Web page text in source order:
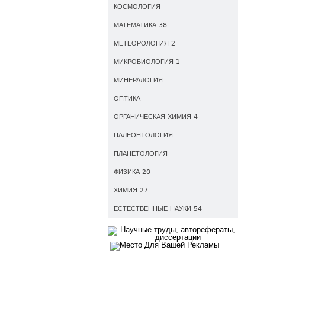
КОСМОЛОГИЯ
МАТЕМАТИКА 38
МЕТЕОРОЛОГИЯ 2
МИКРОБИОЛОГИЯ 1
МИНЕРАЛОГИЯ
ОПТИКА
ОРГАНИЧЕСКАЯ ХИМИЯ 4
ПАЛЕОНТОЛОГИЯ
ПЛАНЕТОЛОГИЯ
ФИЗИКА 20
ХИМИЯ 27
ЕСТЕСТВЕННЫЕ НАУКИ 54